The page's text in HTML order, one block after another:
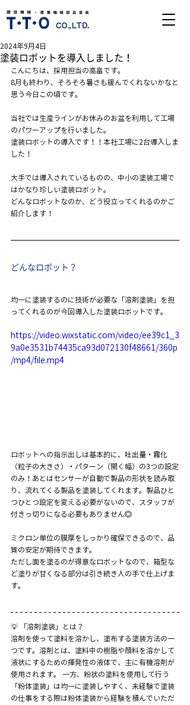
塗装ロボットを導入しました！
2024年9月4日
こんにちは、採用担当の高畠です。
8月も終わり、そろそろ暑さも緩んでくれないかなと
思う今日この頃です。
当社では生産ラインがお休みのお盆を利用して工場
のパワーアップを行いました。
塗装ロボットの導入です！！本社工場に2台導入しま
した！
大手では導入されているものの、中小の塗装工場で
はかなり珍しい塗装ロボット。
どんなロボットなのか、どう役立ってくれるのかご
紹介します！
どんなロボット？
均一に塗装するのに技術が必要な「溶剤塗装」を担
ってくれるのが今回導入した塗装ロボットです。
https://video.wixstatic.com/video/ee39c1_3
9a0e3531b74435ca93d072130f48661/360p
/mp4/file.mp4
ロボットへの指示出しは基本的に、吐出量・霧化
（粒子の大きさ）・パターン（開く幅）の3つの設定
のみ！あとはセンサーが自動で製品の形状を読み取
り、流れてくる製品を塗装してくれます。製品ひと
つひとつ設定を変える必要がないので、スタッフが
付きっ切りになる必要もありません◎
ミクロン単位の膜厚をしっかり確保できるので、品
質の安定が期待できます。
ただし面を塗るのが得意なロボットなので、箱型な
ど塗りが甘くなる部分は引き続き人の手で仕上げま
す。
💡 「溶剤塗装」とは？
溶剤を使って塗料を溶かし、塗布する塗装方法の一
つです。溶剤とは、塗料中の樹脂や顔料を溶かして
液状にするための揮発性の液体で、主に有機溶剤が
使用されます。 一方、粉状の塗料を使用して行う
「粉体塗装」は均一に塗装しやすく、未経験で塗装
の仕事をする際は粉体塗装から経験を積んでいただ